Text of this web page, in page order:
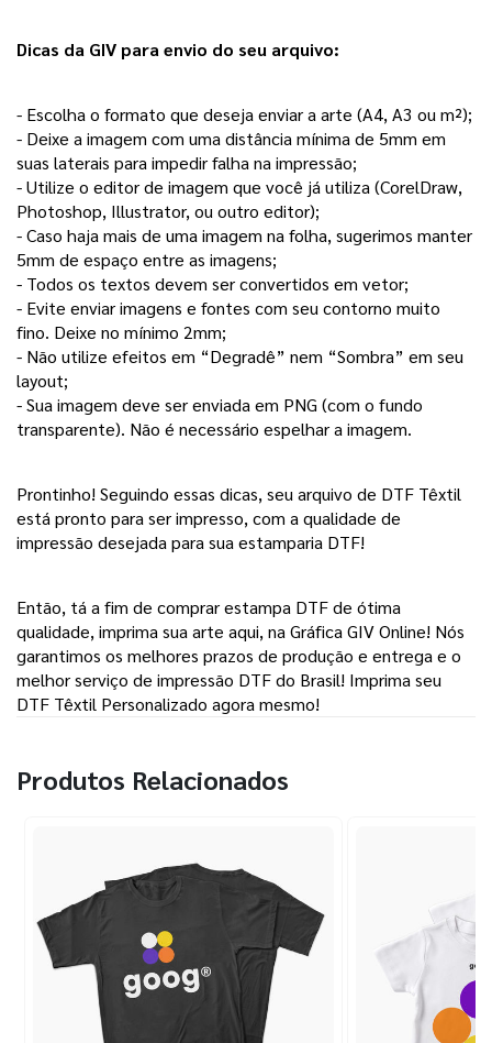
Dicas da GIV para envio do seu arquivo:
- Escolha o formato que deseja enviar a arte (A4, A3 ou m²);
- Deixe a imagem com uma distância mínima de 5mm em
suas laterais para impedir falha na impressão;
- Utilize o editor de imagem que você já utiliza (CorelDraw,
Photoshop, Illustrator, ou outro editor);
- Caso haja mais de uma imagem na folha, sugerimos manter
5mm de espaço entre as imagens;
- Todos os textos devem ser convertidos em vetor;
- Evite enviar imagens e fontes com seu contorno muito
fino. Deixe no mínimo 2mm;
- Não utilize efeitos em “Degradê” nem “Sombra” em seu
layout;
- Sua imagem deve ser enviada em PNG (com o fundo
transparente). Não é necessário espelhar a imagem.
Prontinho! Seguindo essas dicas, seu arquivo de DTF Têxtil
está pronto para ser impresso, com a qualidade de
impressão desejada para sua estamparia DTF!
Então, tá a fim de comprar estampa DTF de ótima
qualidade, imprima sua arte aqui, na Gráfica GIV Online! Nós
garantimos os melhores prazos de produção e entrega e o
melhor serviço de impressão DTF do Brasil! Imprima seu
DTF Têxtil Personalizado agora mesmo!
Produtos Relacionados